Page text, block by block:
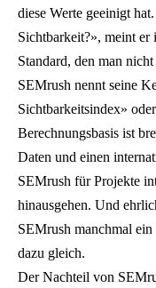
o
s
i
t
i
o
n
3
c
a
.
1
diese Werte geeinigt
Sichtbarkeit?», meint
Standard, den man
SEMrush nennt seine
Sichtbarkeitsindex»
Berechnungsbasis ist
Daten und einen
SEMrush für Projekte
hinausgehen. Und
SEMrush manchmal
dazu gleich.
Der Nachteil von